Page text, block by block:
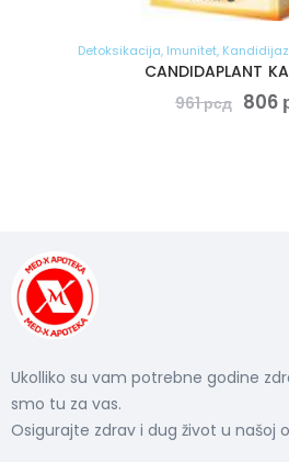
Detoksikacija, Imunitet,
CANDIDAPLANT
961рсд 806
Ukolliko su vam potrebne godine
smo tu za vas.
Osigurajte zdrav i dug život u našoj